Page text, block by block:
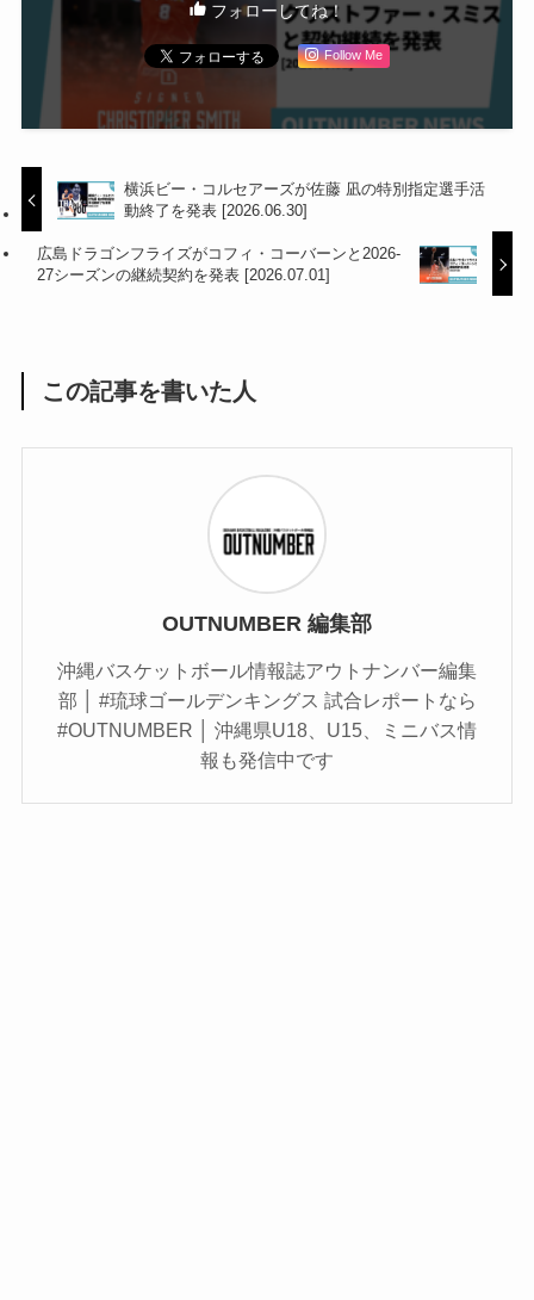
フォローしてね！
Follow Me
横浜ビー・コルセアーズが佐藤 凪の特別指定選手活
動終了を発表 [2026.06.30]
広島ドラゴンフライズがコフィ・コーバーンと2026-
27シーズンの継続契約を発表 [2026.07.01]
この記事を書いた人
OUTNUMBER 編集部
沖縄バスケットボール情報誌アウトナンバー編集
部 │ #琉球ゴールデンキングス 試合レポートなら
#OUTNUMBER │ 沖縄県U18、U15、ミニバス情
報も発信中です